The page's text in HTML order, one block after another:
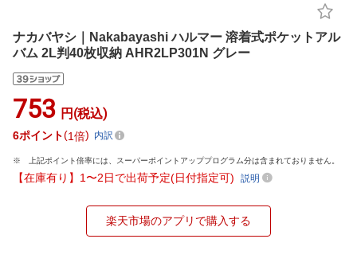
ナカバヤシ｜Nakabayashi ハルマー 溶着式ポケットアル
バム 2L判40枚収納 AHR2LP301N グレー
753 円(税込)
6ポイント 1倍 内訳
上記ポイント倍率には、スーパーポイントアッププログラム分は含まれておりません。
【在庫有り】1〜2日で出荷予定(日付指定可) 説明
楽天市場のアプリで購入する